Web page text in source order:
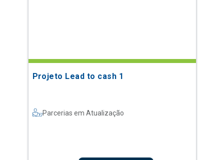
Projeto Lead to cash 1
Parcerias em Atualização